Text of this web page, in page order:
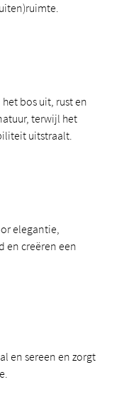
bos uit, rust en
terwijl het
uitstraalt.
elegantie,
en creëren een
en sereen en zorgt